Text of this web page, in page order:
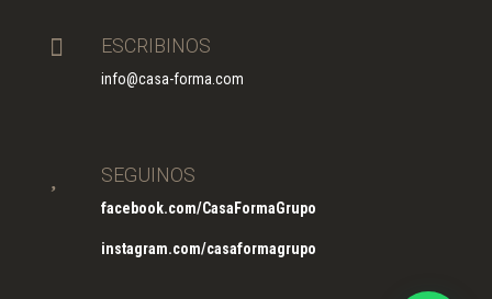
 ESCRIBINOS
info@casa-forma.com
SEGUINOS
facebook.com/CasaFormaGrupo
instagram.com/casaformagrupo